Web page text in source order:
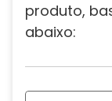
produto,
abaixo: